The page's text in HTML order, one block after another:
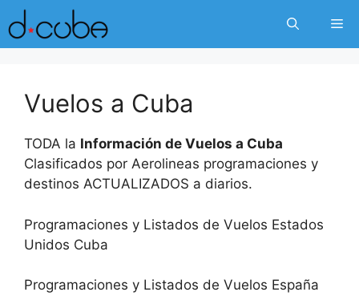
Skip
to
content
Vuelos a Cuba
TODA la Información de Vuelos a Cuba
Clasificados por Aerolineas programaciones y
destinos ACTUALIZADOS a diarios.
Programaciones y Listados de Vuelos Estados
Unidos Cuba
Programaciones y Listados de Vuelos España